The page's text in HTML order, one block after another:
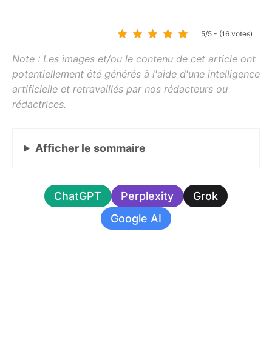
5/5 - (16 votes)
Afficher le sommaire
ChatGPT Perplexity
Grok
Google AI